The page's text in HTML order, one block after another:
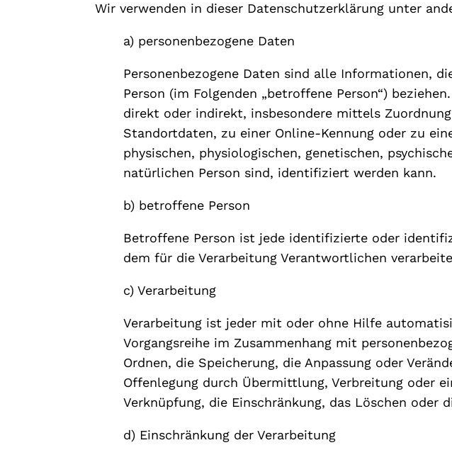
Wir verwenden in dieser Datenschutzerklärung unter
a) personenbezogene Daten
Personenbezogene Daten sind alle Informationen,
Person (im Folgenden „betroffene Person“)
direkt oder indirekt, insbesondere mittels
Standortdaten, zu einer Online-Kennung oder zu
physischen, physiologischen, genetischen,
natürlichen Person sind, identifiziert werden kann.
b) betroffene Person
Betroffene Person ist jede identifizierte oder
dem für die Verarbeitung Verantwortlichen
c) Verarbeitung
Verarbeitung ist jeder mit oder ohne Hilfe
Vorgangsreihe im Zusammenhang mit
Ordnen, die Speicherung, die Anpassung oder
Offenlegung durch Übermittlung, Verbreitung oder
Verknüpfung, die Einschränkung, das Löschen oder
d) Einschränkung der Verarbeitung